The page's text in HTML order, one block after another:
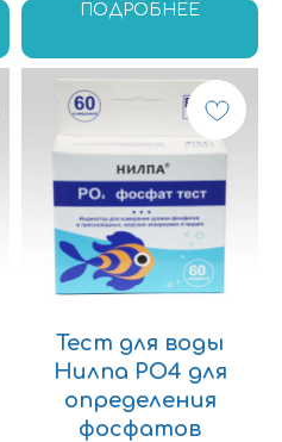
ПОДРОБНЕЕ
Тест для воды
Нилпа PO4 для
определения
фосфатов